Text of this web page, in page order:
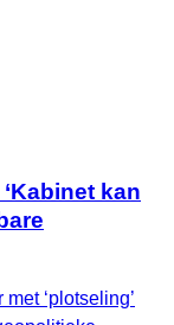
kan
‘plotseling’